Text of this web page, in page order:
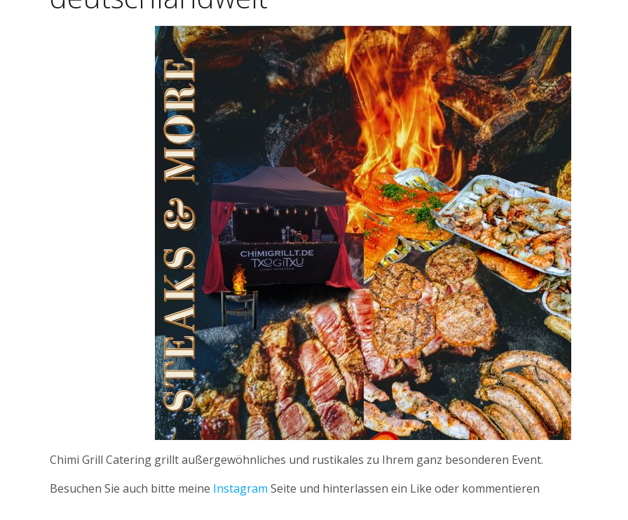
Chimi Grill Catering grillt außergewöhnliches und rustikales zu Ihrem ganz besonderen Event.
Besuchen Sie auch bitte meine Instagram Seite und hinterlassen ein Like oder kommentieren